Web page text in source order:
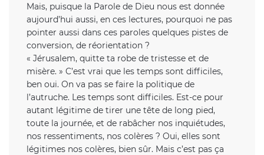
Mais, puisque la Parole de Dieu nous est donnée
aujourd’hui aussi, en ces lectures, pourquoi ne pas
pointer aussi dans ces paroles quelques pistes de
conversion, de réorientation ?
« Jérusalem, quitte ta robe de tristesse et de
misère. » C’est vrai que les temps sont difficiles,
ben oui. On va pas se faire la politique de
l’autruche. Les temps sont difficiles. Est-ce pour
autant légitime de tirer une tête de long pied,
toute la journée, et de rabâcher nos inquiétudes,
nos ressentiments, nos colères ? Oui, elles sont
légitimes nos colères, bien sûr. Mais c’est pas ça